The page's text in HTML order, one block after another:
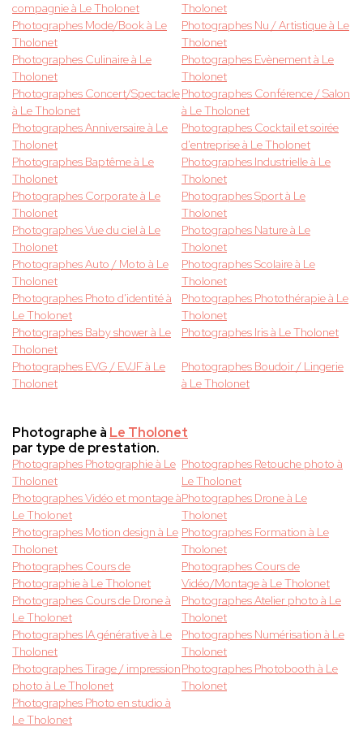
compagnie à Le Tholonet
Tholonet
Photographes Mode/Book à Le
Tholonet
Photographes Nu / Artistique à Le
Tholonet
Photographes Culinaire à Le
Tholonet
Photographes Evènement à Le
Tholonet
Photographes Concert/Spectacle
à Le Tholonet
Photographes Conférence / Salon
à Le Tholonet
Photographes Anniversaire à Le
Tholonet
Photographes Cocktail et soirée
d'entreprise à Le Tholonet
Photographes Baptême à Le
Tholonet
Photographes Industrielle à Le
Tholonet
Photographes Corporate à Le
Tholonet
Photographes Sport à Le
Tholonet
Photographes Vue du ciel à Le
Tholonet
Photographes Nature à Le
Tholonet
Photographes Auto / Moto à Le
Tholonet
Photographes Scolaire à Le
Tholonet
Photographes Photo d'identité à
Le Tholonet
Photographes Photothérapie à Le
Tholonet
Photographes Baby shower à Le
Tholonet
Photographes Iris à Le Tholonet
Photographes EVG / EVJF à Le
Tholonet
Photographes Boudoir / Lingerie
à Le Tholonet
Photographe à Le Tholonet
par type de prestation.
Photographes Photographie à Le
Tholonet
Photographes Retouche photo à
Le Tholonet
Photographes Vidéo et montage à
Le Tholonet
Photographes Drone à Le
Tholonet
Photographes Motion design à Le
Tholonet
Photographes Formation à Le
Tholonet
Photographes Cours de
Photographie à Le Tholonet
Photographes Cours de
Vidéo/Montage à Le Tholonet
Photographes Cours de Drone à
Le Tholonet
Photographes Atelier photo à Le
Tholonet
Photographes IA générative à Le
Tholonet
Photographes Numérisation à Le
Tholonet
Photographes Tirage / impression
photo à Le Tholonet
Photographes Photobooth à Le
Tholonet
Photographes Photo en studio à
Le Tholonet